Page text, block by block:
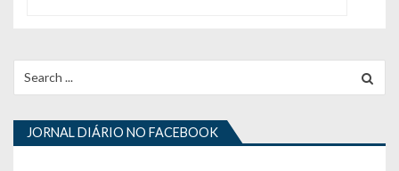
ã
o
d
for:
JORNAL DIÁRIO NO FACEBOOK